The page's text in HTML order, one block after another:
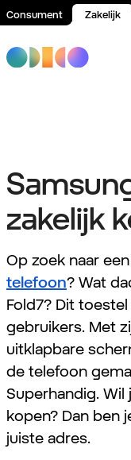
Consument Zakelijk
zakelijk
Op zoek naar
telefoon? Wat
Fold7? Dit
gebruikers. Met
uitklapbare
de telefoon
Superhandig. Wil
kopen? Dan ben
juiste adres.